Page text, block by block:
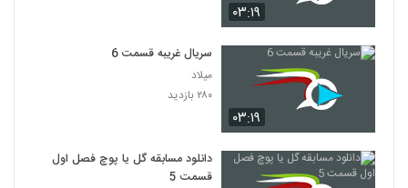
۰۳:۱۹
۰۳:۱۹
سریال غریبه قسمت 6
میلاد
۲۸۰ بازدید
دانلود مسابقه گل یا پوچ فصل اول
قسمت 5